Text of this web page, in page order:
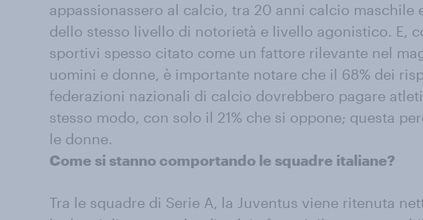
appassionassero al calcio, tra 20 anni calcio maschile
dello stesso livello di notorietà e livello agonistico. E,
sportivi spesso citato come un fattore rilevante nel
uomini e donne, è importante notare che il 68% dei
federazioni nazionali di calcio dovrebbero pagare
stesso modo, con solo il 21% che si oppone; questa
le donne.
Come si stanno comportando le squadre italiane?
Tra le squadre di Serie A, la Juventus viene ritenuta